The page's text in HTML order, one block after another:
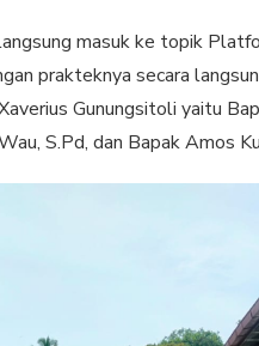
masuk ke topik
prakteknya secara
Gunungsitoli yaitu
S.Pd, dan Bapak Amos